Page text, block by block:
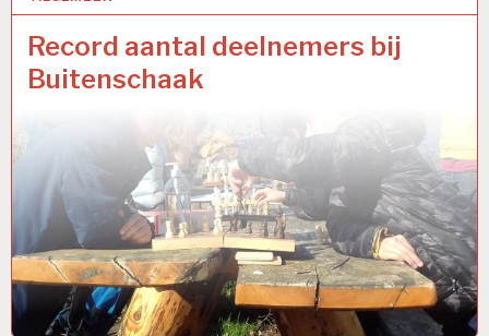
Record aantal deelnemers bij
Buitenschaak